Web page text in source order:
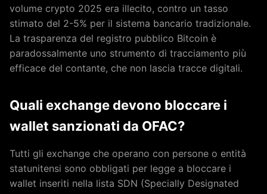
volume crypto 2025 era illecito, contro un tasso
stimato del 2-5% per il sistema bancario tradizionale.
La trasparenza del registro pubblico Bitcoin è
paradossalmente uno strumento di tracciamento più
efficace del contante, che non lascia tracce digitali.
Quali exchange devono bloccare i
wallet sanzionati da OFAC?
Tutti gli exchange che operano con persone o entità
statunitensi sono obbligati per legge a bloccare i
wallet inseriti nella lista SDN (Specially Designated